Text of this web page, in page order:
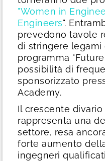
"Women in
Engineers".
prevedono tavole
di stringere
programma
possibilità di
sponsorizzato
Academy.
Il crescente
rappresenta una
settore, resa
forte aumento
ingegneri